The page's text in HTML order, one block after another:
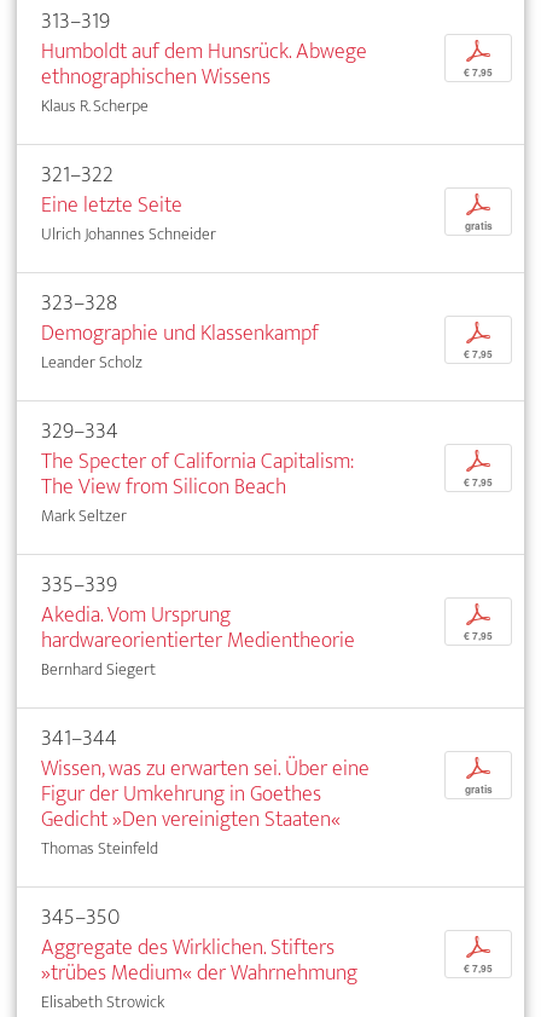
313–319
Humboldt auf dem Hunsrück. Abwege
ethnographischen Wissens
Klaus R. Scherpe
p
€ 7,95
321–322
Eine letzte Seite
Ulrich Johannes Schneider
p
gratis
323–328
Demographie und Klassenkampf
Leander Scholz
p
€ 7,95
329–334
The Specter of California Capitalism:
The View from Silicon Beach
Mark Seltzer
p
€ 7,95
335–339
Akedia. Vom Ursprung
hardwareorientierter Medientheorie
Bernhard Siegert
p
€ 7,95
341–344
Wissen, was zu erwarten sei. Über eine
Figur der Umkehrung in Goethes
Gedicht »Den vereinigten Staaten«
Thomas Steinfeld
p
gratis
345–350
Aggregate des Wirklichen. Stifters
»trübes Medium« der Wahrnehmung
Elisabeth Strowick
p
€ 7,95